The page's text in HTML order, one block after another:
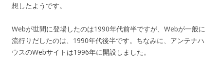
想したようです。
Webが世間に登場したのは1990年代前半ですが、Webが一般に
流行りだしたのは、1990年代後半です。ちなみに、アンテナハ
ウスのWebサイトは1996年に開設しました。